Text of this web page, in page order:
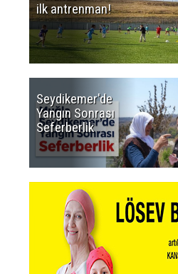
ilk antrenman!
Seydikemer'de
Yangın Sonrası
Seferberlik